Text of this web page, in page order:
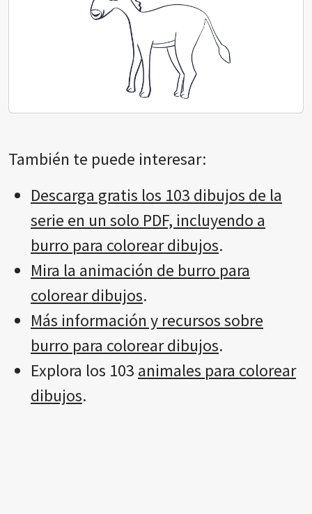
También te puede interesar:
Descarga gratis los 103 dibujos de la
serie en un solo PDF, incluyendo a
burro para colorear dibujos.
Mira la animación de burro para
colorear dibujos.
Más información y recursos sobre
burro para colorear dibujos.
Explora los 103 animales para colorear
dibujos.